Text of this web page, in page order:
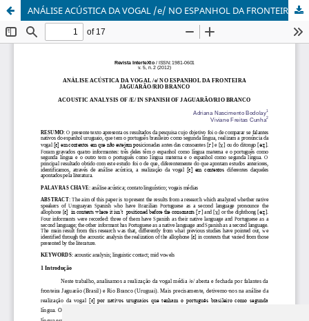
ANÁLISE ACÚSTICA DA VOGAL /e/ NO ESPANHOL DA FRONTEIRA JAGUARÃO/RIO BRANCO